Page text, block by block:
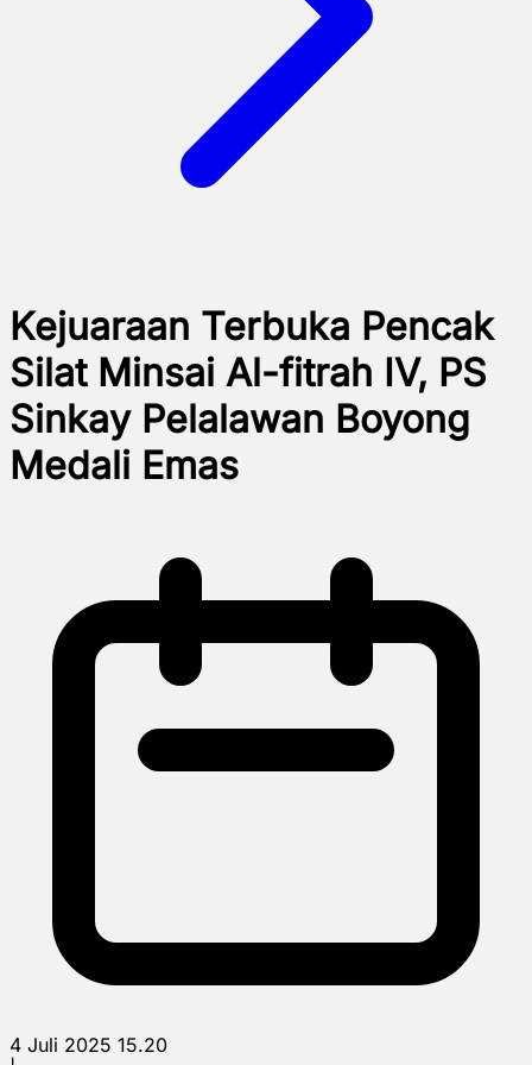
Kejuaraan Terbuka Pencak
Silat Minsai Al-fitrah IV, PS
Sinkay Pelalawan Boyong
Medali Emas
4 Juli 2025 15.20